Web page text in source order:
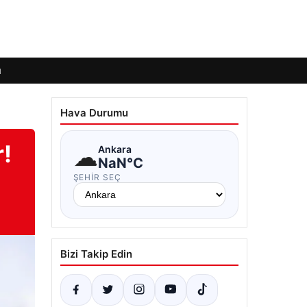
Hava Durumu
☁Ankara
NaN°C
ŞEHIR SEÇ
Bizi Takip Edin